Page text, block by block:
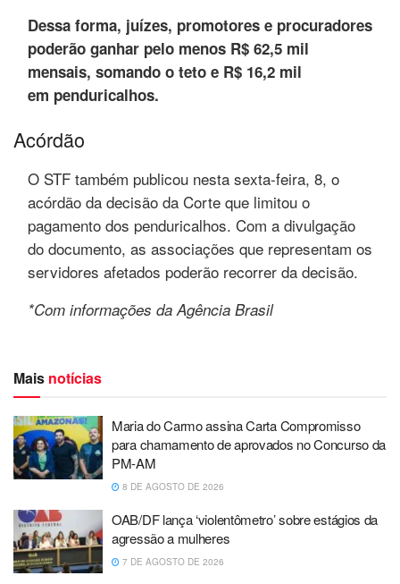
Dessa forma, juízes, promotores e procuradores
poderão ganhar pelo menos R$ 62,5 mil
mensais, somando o teto e R$ 16,2 mil
em penduricalhos.
Acórdão
O STF também publicou nesta sexta-feira, 8, o
acórdão da decisão da Corte que limitou o
pagamento dos penduricalhos. Com a divulgação
do documento, as associações que representam os
servidores afetados poderão recorrer da decisão.
*Com informações da Agência Brasil
Mais notícias
Maria do Carmo assina Carta Compromisso
para chamamento de aprovados no Concurso da
PM-AM
8 DE AGOSTO DE 2026
OAB/DF lança ‘violentômetro’ sobre estágios da
agressão a mulheres
7 DE AGOSTO DE 2026